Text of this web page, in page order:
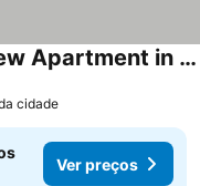
5 Pacific Outlook Ocean View Apartment in Sunshine Beach
cidade
Ver preços